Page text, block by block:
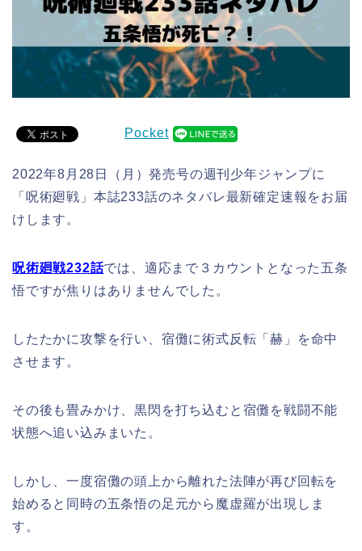
Pocket
2022年8月28日（月）発売号の週刊少年ジャンプに
「呪術廻戦」本誌233話のネタバレ最新確定速報をお届
けします。
呪術廻戦232話では、適応まで３カウントとなった五条
悟ですが焦りはありませんでした。
したたかに攻撃を行い、宿儺に術式反転「赫」を命中
させます。
その後も畳みかけ、黒閃を打ち込むと宿儺を戦闘不能
状態へ追い込みまいた。
しかし、一度宿儺の頭上から離れた法陣が再び回転を
始めると同時の五条悟の足元から魔虚羅が出現しま
す。